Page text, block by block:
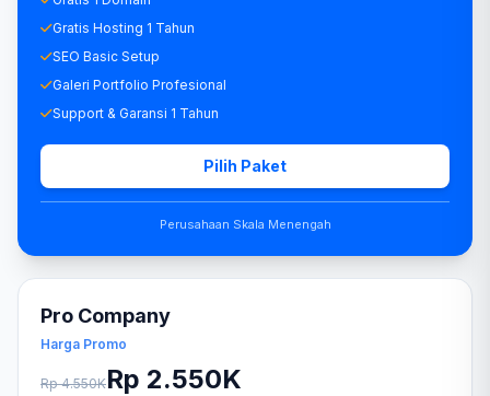
Gratis Hosting 1 Tahun
SEO Basic Setup
Galeri Portfolio Profesional
Support & Garansi 1 Tahun
Pilih Paket
Perusahaan Skala Menengah
Pro Company
Harga Promo
Rp 4.550KRp 2.550K